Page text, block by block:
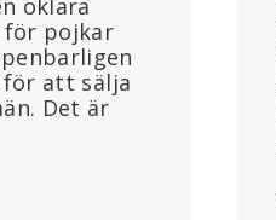
oklara
pojkar
att sälja
Det är